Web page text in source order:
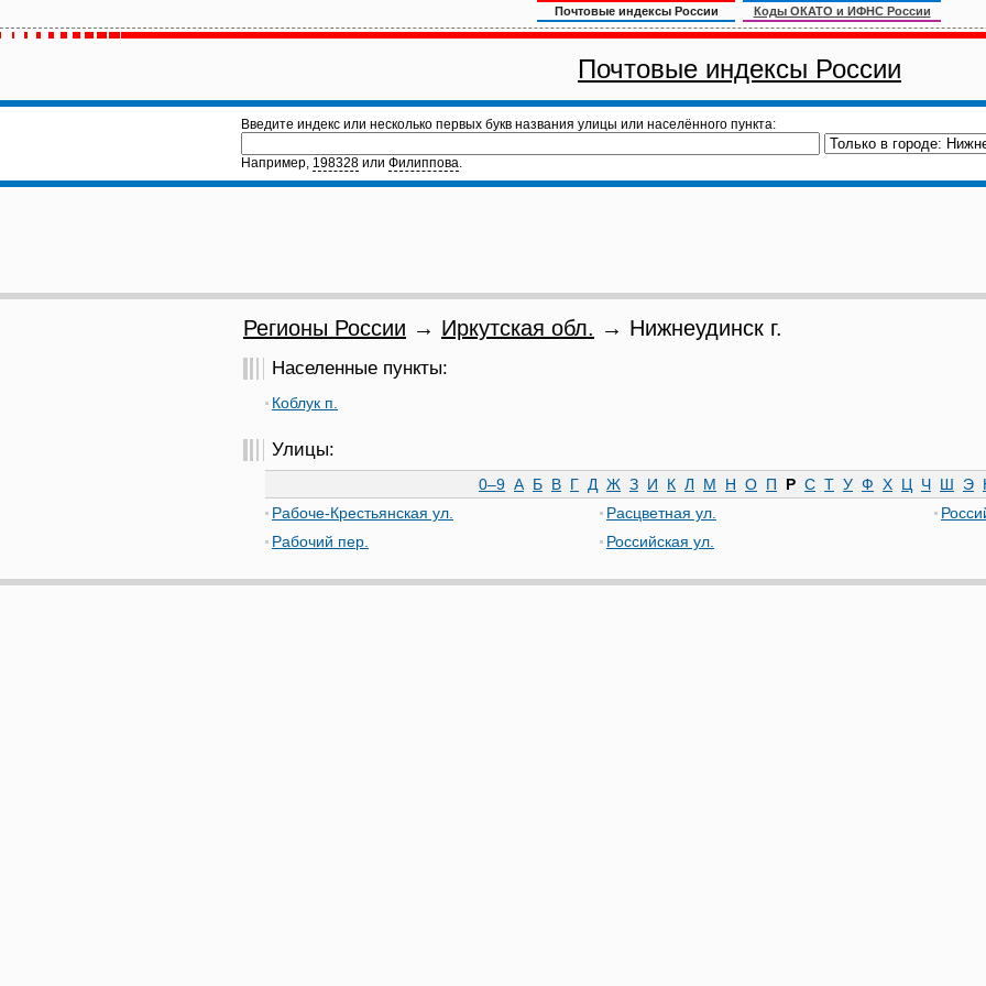
Почтовые индексы России Коды ОКАТО и ИФНС России
Почтовые индексы России
Введите индекс или несколько первых букв названия улицы или населённого пункта:
Например, 198328 или Филиппова.
Регионы России → Иркутская обл. → Нижнеудинск г.
Населенные пункты:
Коблук п.
Улицы:
0–9 А Б В Г Д Ж З И К Л М Н О П Р С Т У Ф Х Ц Ч Ш Э
Рабоче-Крестьянская ул.
Рабочий пер.
Расцветная ул.
Российская ул.